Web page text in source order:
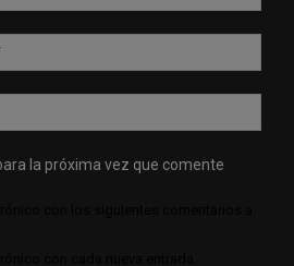
la próxima vez que comente